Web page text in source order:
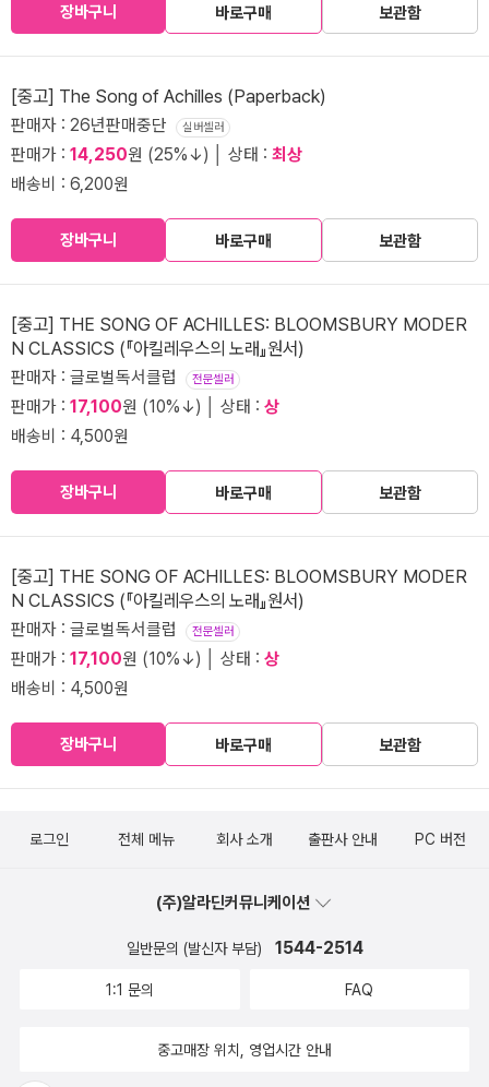
장바구니 바로구매 보관함
[중고] The Song of Achilles (Paperback)
판매자 : 26년판매중단 실버셀러
판매가 : 14,250원 (25%↓) │ 상태 : 최상
배송비 : 6,200원
장바구니 바로구매 보관함
[중고] THE SONG OF ACHILLES: BLOOMSBURY MODER
N CLASSICS (『아킬레우스의 노래』원서)
판매자 : 글로벌독서클럽 전문셀러
판매가 : 17,100원 (10%↓) │ 상태 : 상
배송비 : 4,500원
장바구니 바로구매 보관함
[중고] THE SONG OF ACHILLES: BLOOMSBURY MODER
N CLASSICS (『아킬레우스의 노래』원서)
판매자 : 글로벌독서클럽 전문셀러
판매가 : 17,100원 (10%↓) │ 상태 : 상
배송비 : 4,500원
장바구니 바로구매 보관함
로그인 전체 메뉴 회사 소개 출판사 안내 PC 버전
(주)알라딘커뮤니케이션
일반문의 (발신자 부담) 1544-2514
1:1 문의 FAQ
중고매장 위치, 영업시간 안내